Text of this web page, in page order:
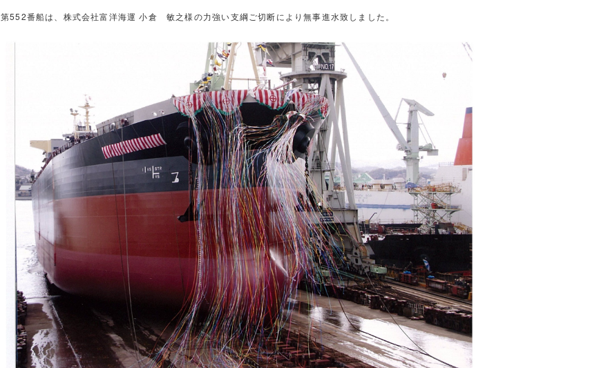
第552番船は、株式会社富洋海運 小倉 敏之様の力強い支綱ご切断により無事進水致しました。